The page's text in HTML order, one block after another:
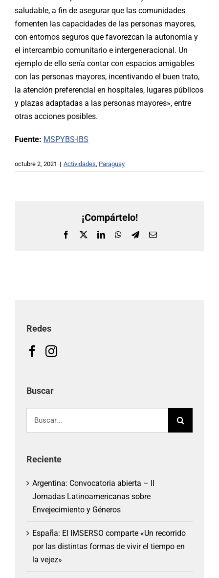
saludable, a fin de asegurar que las comunidades
fomenten las capacidades de las personas mayores,
con entornos seguros que favorezcan la autonomía y
el intercambio comunitario e intergeneracional. Un
ejemplo de ello sería contar con espacios amigables
con las personas mayores, incentivando el buen trato,
la atención preferencial en hospitales, lugares públicos
y plazas adaptadas a las personas mayores», entre
otras acciones posibles.
Fuente: MSPYBS-IBS
octubre 2, 2021 | Actividades Paraguay
¡Compártelo!
Facebook LinkedInWhatsApp
TelegramCorreo
Redes
Buscar
Reciente
Argentina: Convocatoria abierta – II
Jornadas Latinoamericanas sobre
Envejecimiento y Géneros
España: El IMSERSO comparte «Un recorrido
por las distintas formas de vivir el tiempo en
la vejez»